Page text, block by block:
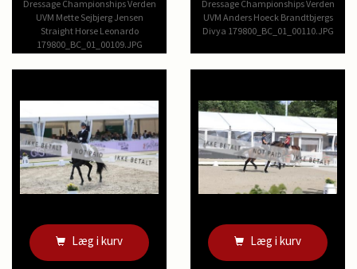
Dressage Championships Verden
UVM Mette Sejbjerg Jensen
Straight Horse Leonardo
179800_BC_01_00109.JPG
Dressage Championships Verden
UVM Anders Hoeck Brandtbjergs
Divya 179800_BC_01_00110.JPG
Læg i kurv Læg i kurv